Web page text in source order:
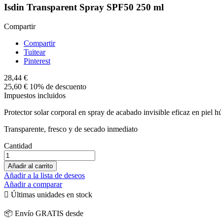
Isdin Transparent Spray SPF50 250 ml
Compartir
Compartir
Tuitear
Pinterest
28,44 €
25,60 € 10% de descuento
Impuestos incluidos
Protector solar corporal en spray de acabado invisible eficaz en piel
Transparente, fresco y de secado inmediato
Cantidad
Añadir al carrito
Añadir a la lista de deseos
Añadir a comparar
 Últimas unidades en stock
📦 Envío GRATIS desde